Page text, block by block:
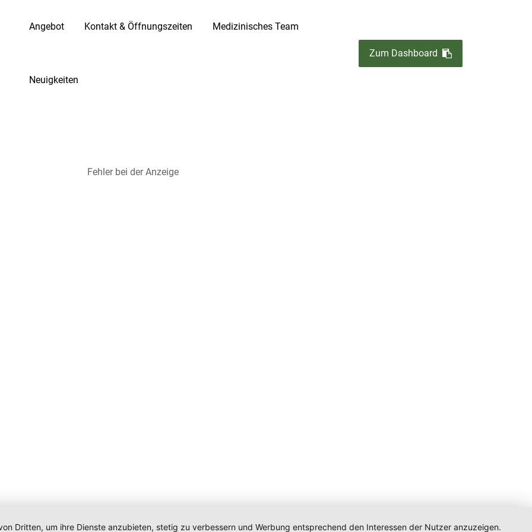
Angebot Kontakt & Öffnungszeiten Medizinisches Team
Neuigkeiten
Zum Dashboard
Fehler bei der Anzeige
Dritten, um ihre Dienste anzubieten, stetig zu verbessern und Werbung entsprechend den Interessen der Nutzer anzuzeigen.